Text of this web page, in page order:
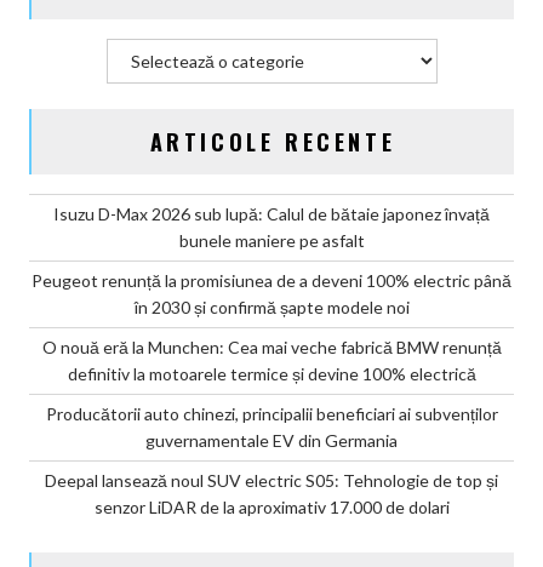
ARTICOLE RECENTE
Isuzu D-Max 2026 sub lupă: Calul de bătaie japonez învață
bunele maniere pe asfalt
Peugeot renunță la promisiunea de a deveni 100% electric până
în 2030 și confirmă șapte modele noi
O nouă eră la Munchen: Cea mai veche fabrică BMW renunță
definitiv la motoarele termice și devine 100% electrică
Producătorii auto chinezi, principalii beneficiari ai subvenților
guvernamentale EV din Germania
Deepal lansează noul SUV electric S05: Tehnologie de top și
senzor LiDAR de la aproximativ 17.000 de dolari